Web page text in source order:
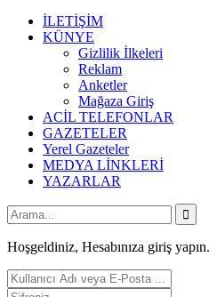
İLETİŞİM
KÜNYE
Gizlilik İlkeleri
Reklam
Anketler
Mağaza Giriş
ACİL TELEFONLAR
GAZETELER
Yerel Gazeteler
MEDYA LİNKLERİ
YAZARLAR
Hoşgeldiniz, Hesabınıza giriş yapın.